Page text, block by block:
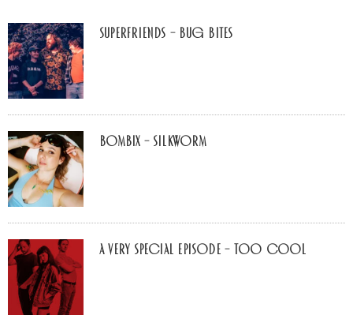
Superfriends – Bug Bites
Bombix – Silkworm
A Very Special Episode – Too Cool